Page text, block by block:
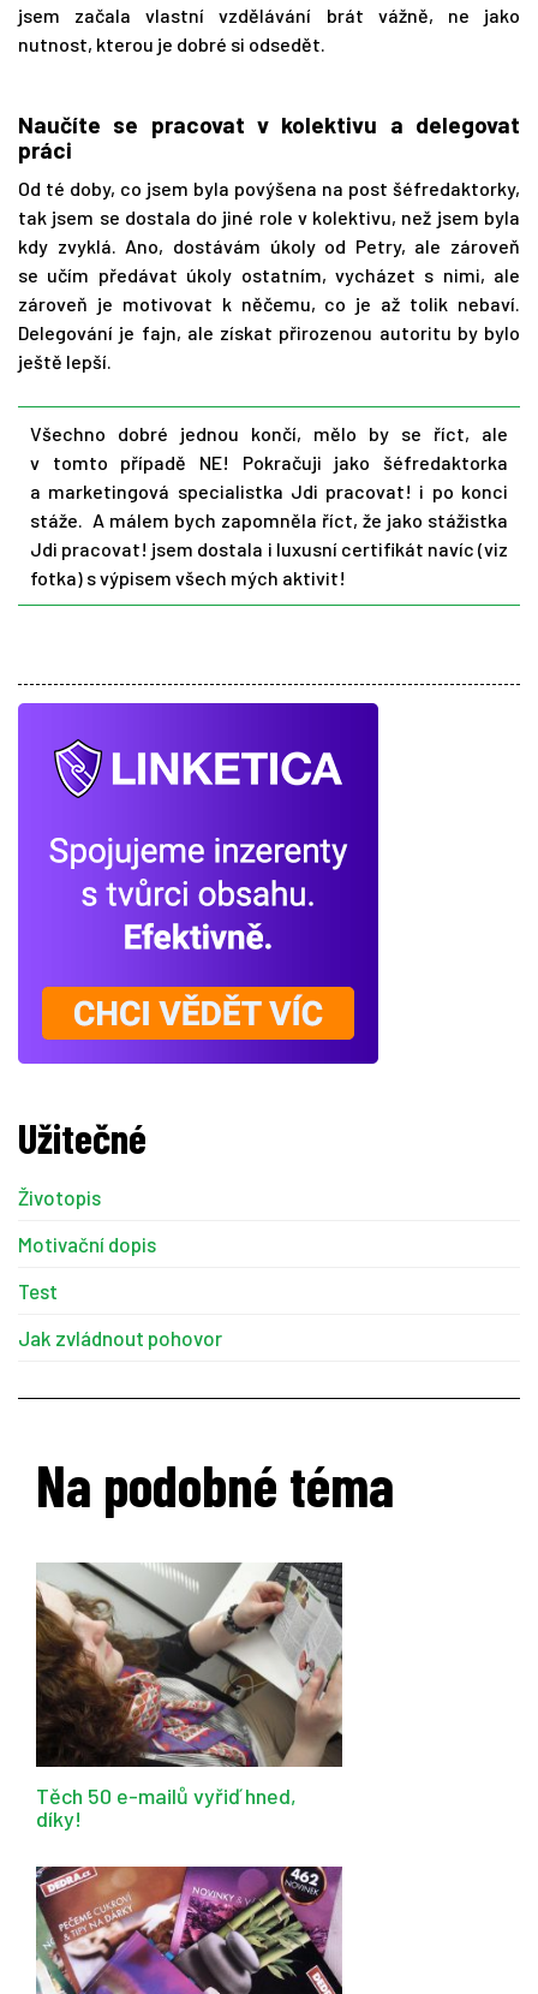
jsem začala vlastní vzdělávání brát vážně, ne jako
nutnost, kterou je dobré si odsedět.
Naučíte se pracovat v kolektivu a delegovat
práci
Od té doby, co jsem byla povýšena na post šéfredaktorky,
tak jsem se dostala do jiné role v kolektivu, než jsem byla
kdy zvyklá. Ano, dostávám úkoly od Petry, ale zároveň
se učím předávat úkoly ostatním, vycházet s nimi, ale
zároveň je motivovat k něčemu, co je až tolik nebaví.
Delegování je fajn, ale získat přirozenou autoritu by bylo
ještě lepší.
Všechno dobré jednou končí, mělo by se říct, ale
v tomto případě NE! Pokračuji jako šéfredaktorka
a marketingová specialistka Jdi pracovat! i po konci
stáže. A málem bych zapomněla říct, že jako stážistka
Jdi pracovat! jsem dostala i luxusní certifikát navíc (viz
fotka) s výpisem všech mých aktivit!
Užitečné
Životopis
Motivační dopis
Test
Jak zvládnout pohovor
Na podobné téma
Těch 50 e-mailů vyřiď hned,
díky!